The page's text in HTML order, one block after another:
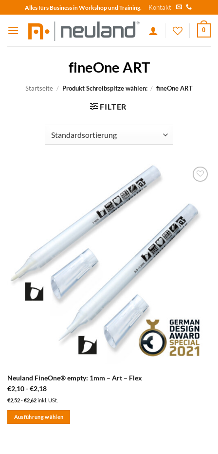
to
content
Alles fürs Business in Workshop und Training. Kontakt
0
fineOne ART
Startseite / Produkt Schreibspitze wählen: / fineOne ART
FILTER
Neuland FineOne® empty: 1mm – Art – Flex
€2,10-€2,18
€2,52-€2,62inkl. USt.
Ausführung wählen